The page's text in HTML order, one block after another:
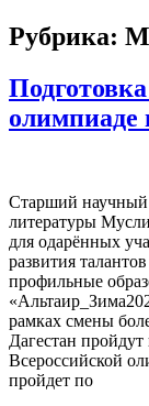
Рубрика:
Старший научный
литературы
для одарённых
развития
профильные
рамках смены
Дагестан
Всероссийской
пройдет по